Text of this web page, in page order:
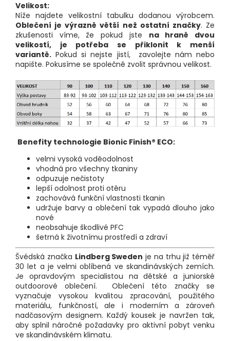
Velikost:
Níže najdete velikostní tabulku dodanou výrobcem.
Oblečení je výrazně větší než ostatní značky. Ze
zkušenosti víme, že pokud jste na hraně dvou
velikostí, je potřeba se přiklonit k menší
variantě. Pokud si nejste jistí, zavolejte nám nebo
napište. Pokusíme se společně zvolit správnou velikost.
Benefity technologie Bionic Finish® ECO:
velmi vysoká voděodolnost
vhodná pro všechny tkaniny
odpuzuje nečistoty
lepší odolnost proti otěru
zachovává funkční vlastnosti tkanin
udržuje barvy a oblečení tak vypadá dlouho jako
nové
neobsahuje škodlivé PFC
šetrná k životnímu prostředí a zdraví
Švédská značka Lindberg Sweden je na trhu již téměř
30 let a je velmi oblíbená ve skandinávských zemích.
Je opravdovým specialistou na dětské a juniorské
outdoorové oblečení. Oblečení této značky se
vyznačuje vysokou kvalitou zpracování, použitého
materiálu, funkčností, ale i moderním a zároveň
nadčasovým designem. Každý kousek je navržen tak,
aby splnil náročné požadavky pro aktivní pobyt venku
ve skandinávském klimatu.